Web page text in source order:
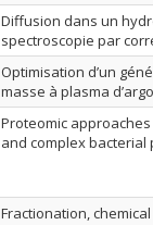
Diffusion dans un
spectroscopie par
Optimisation d’un
masse à plasma
Proteomic
and complex bacterial
Fractionation,